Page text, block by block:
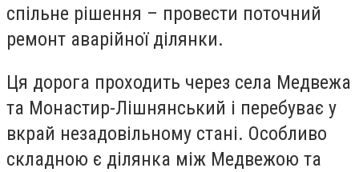
спільне рішення – провести поточний
ремонт аварійної ділянки.
Ця дорога проходить через села Медвежа
та Монастир-Лішнянський і перебуває у
вкрай незадовільному стані. Особливо
складною є ділянка між Медвежою та